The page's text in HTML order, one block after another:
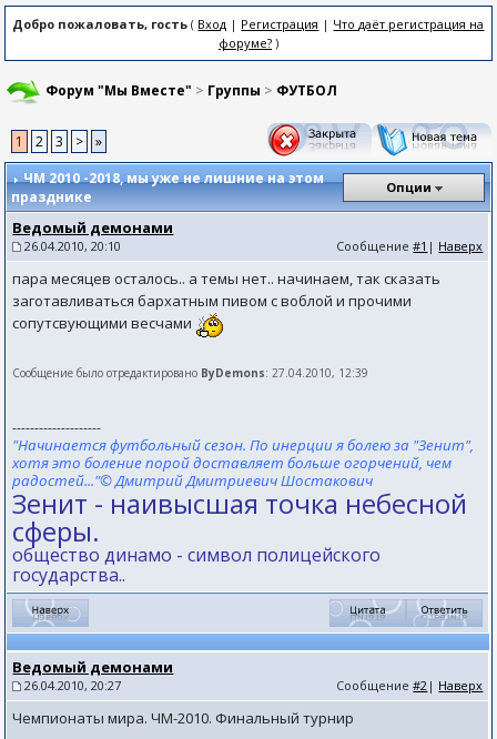
Добро пожаловать, гость ( Вход | Регистрация | Что даёт регистрация на
форуме?)
Форум "Мы Вместе" > Группы > ФУТБОЛ
1 2 3 >
»
ЧМ 2010 -2018, мы уже не лишние на этом
празднике
Опции
Ведомый демонами
26.04.2010, 20:10 Сообщение#1 | Наверх
пара месяцев осталось.. а темы нет.. начинаем, так сказать
заготавливаться бархатным пивом с воблой и прочими
сопутсвующими весчами
Сообщение было отредактировано ByDemons: 27.04.2010, 12:39
--------------------
"Начинается футбольный сезон. По инерции я болею за "Зенит",
хотя это боление порой доставляет больше огорчений, чем
радостей..."© Дмитрий Дмитриевич Шостакович
Зенит - наивысшая точка небесной
сферы.
общество динамо - символ полицейского
государства..
Ведомый демонами
26.04.2010, 20:27 Сообщение#2 | Наверх
Чемпионаты мира. ЧМ-2010. Финальный турнир